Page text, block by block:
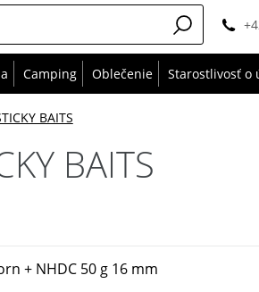
Camping Oblečenie Starostlivosť o
BAITS
BAITS
+ NHDC 50 g 16 mm